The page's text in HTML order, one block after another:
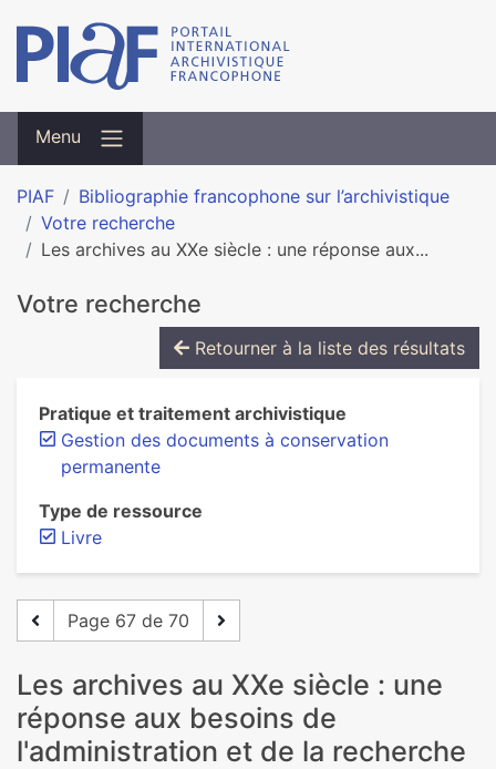
Menu
PIAF
Bibliographie francophone sur l’archivistique
Votre recherche
Les archives au XXe siècle : une réponse aux...
Votre recherche
Retourner à la liste des résultats
Pratique et traitement archivistique
Gestion des documents à conservation
permanente
Type de ressource
Livre
Page 67 de 70
Les archives au XXe siècle : une
réponse aux besoins de
l'administration et de la recherche